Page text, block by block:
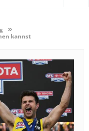
»
kannst